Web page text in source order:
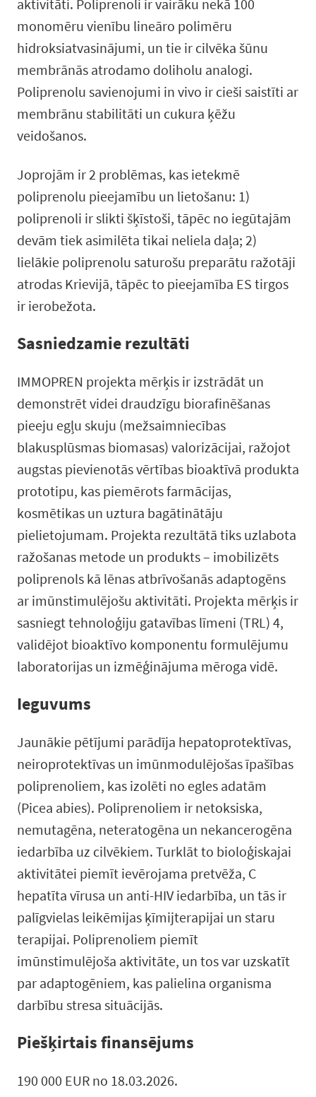
aktivitāti. Poliprenoli ir vairāku nekā 100
monomēru vienību lineāro polimēru
hidroksiatvasinājumi, un tie ir cilvēka šūnu
membrānās atrodamo doliholu analogi.
Poliprenolu savienojumi in vivo ir cieši saistīti ar
membrānu stabilitāti un cukura ķēžu
veidošanos.
Joprojām ir 2 problēmas, kas ietekmē
poliprenolu pieejamību un lietošanu: 1)
poliprenoli ir slikti šķīstoši, tāpēc no iegūtajām
devām tiek asimilēta tikai neliela daļa; 2)
lielākie poliprenolu saturošu preparātu ražotāji
atrodas Krievijā, tāpēc to pieejamība ES tirgos
ir ierobežota.
Sasniedzamie rezultāti
IMMOPREN projekta mērķis ir izstrādāt un
demonstrēt videi draudzīgu biorafinēšanas
pieeju egļu skuju (mežsaimniecības
blakusplūsmas biomasas) valorizācijai, ražojot
augstas pievienotās vērtības bioaktīvā produkta
prototipu, kas piemērots farmācijas,
kosmētikas un uztura bagātinātāju
pielietojumam. Projekta rezultātā tiks uzlabota
ražošanas metode un produkts – imobilizēts
poliprenols kā lēnas atbrīvošanās adaptogēns
ar imūnstimulējošu aktivitāti. Projekta mērķis ir
sasniegt tehnoloģiju gatavības līmeni (TRL) 4,
validējot bioaktīvo komponentu formulējumu
laboratorijas un izmēģinājuma mēroga vidē.
Ieguvums
Jaunākie pētījumi parādīja hepatoprotektīvas,
neiroprotektīvas un imūnmodulējošas īpašības
poliprenoliem, kas izolēti no egles adatām
(Picea abies). Poliprenoliem ir netoksiska,
nemutagēna, neteratogēna un nekancerogēna
iedarbība uz cilvēkiem. Turklāt to bioloģiskajai
aktivitātei piemīt ievērojama pretvēža, C
hepatīta vīrusa un anti-HIV iedarbība, un tās ir
palīgvielas leikēmijas ķīmijterapijai un staru
terapijai. Poliprenoliem piemīt
imūnstimulējoša aktivitāte, un tos var uzskatīt
par adaptogēniem, kas palielina organisma
darbību stresa situācijās.
Piešķirtais finansējums
190 000 EUR no 18.03.2026.